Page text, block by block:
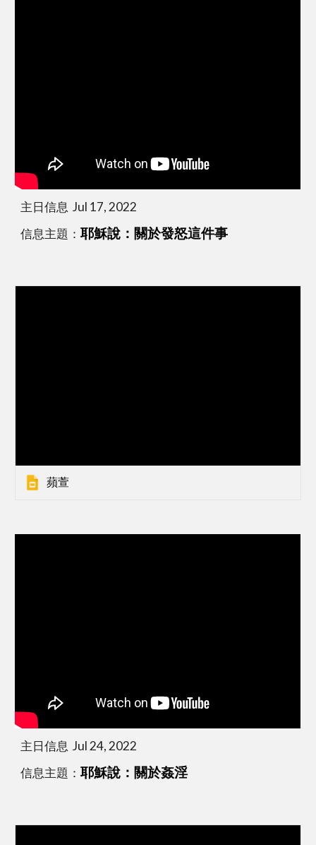
主日信息  Jul 17, 2022
信息主題：耶穌說：關於發怒這件事
蘋萱
主日信息  Jul 24, 2022
信息主題：耶穌說：關於姦淫